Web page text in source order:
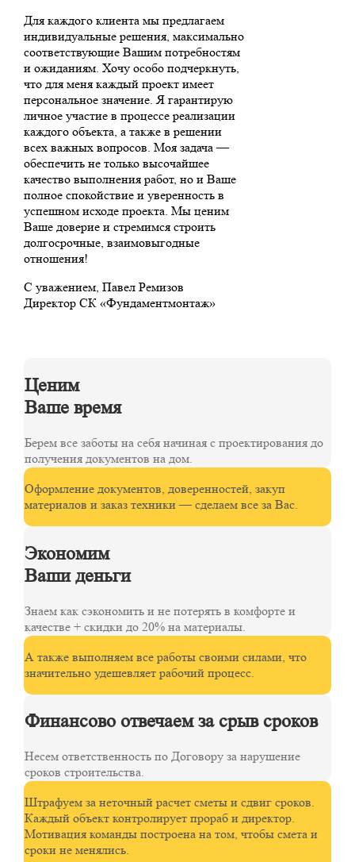
Для каждого клиента мы предлагаем
индивидуальные решения, максимально
соответствующие Вашим потребностям
и ожиданиям. Хочу особо подчеркнуть,
что для меня каждый проект имеет
персональное значение. Я гарантирую
личное участие в процессе реализации
каждого объекта, а также в решении
всех важных вопросов. Моя задача —
обеспечить не только высочайшее
качество выполнения работ, но и Ваше
полное спокойствие и уверенность в
успешном исходе проекта. Мы ценим
Ваше доверие и стремимся строить
долгосрочные, взаимовыгодные
отношения!
С уважением, Павел Ремизов
Директор СК «Фундаментмонтаж»
Ценим
Ваше время
Берем все заботы на себя начиная с проектирования до
получения документов на дом.
Оформление документов, доверенностей, закуп
материалов и заказ техники — сделаем все за Вас.
Экономим
Ваши деньги
Знаем как сэкономить и не потерять в комфорте и
качестве + скидки до 20% на материалы.
А также выполняем все работы своими силами, что
значительно удешевляет рабочий процесс.
Финансово отвечаем за срыв сроков
Несем ответственность по Договору за нарушение
сроков строительства.
Штрафуем за неточный расчет сметы и сдвиг сроков.
Каждый объект контролирует прораб и директор.
Мотивация команды построена на том, чтобы смета и
сроки не менялись.